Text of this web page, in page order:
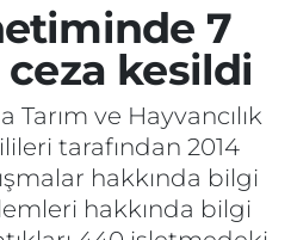
7
kesildi
Tarım ve Hayvancılık
tarafından 2014
hakkında bilgi
hakkında bilgi
ve Fikstür